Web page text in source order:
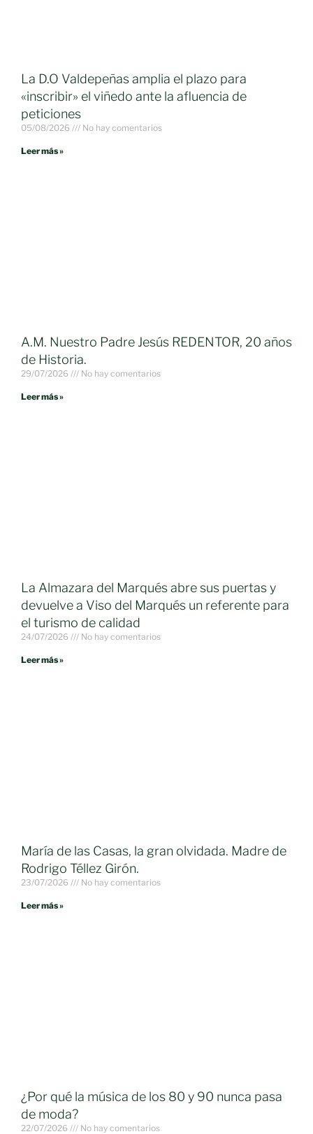
La D.O Valdepeñas amplia el plazo para
«inscribir» el viñedo ante la afluencia de
peticiones
05/08/2026 No hay comentarios
Leer más »
A.M. Nuestro Padre Jesús REDENTOR, 20 años
de Historia.
29/07/2026 No hay comentarios
Leer más »
La Almazara del Marqués abre sus puertas y
devuelve a Viso del Marqués un referente para
el turismo de calidad
24/07/2026 No hay comentarios
Leer más »
María de las Casas, la gran olvidada. Madre de
Rodrigo Téllez Girón.
23/07/2026 No hay comentarios
Leer más »
¿Por qué la música de los 80 y 90 nunca pasa
de moda?
22/07/2026 No hay comentarios